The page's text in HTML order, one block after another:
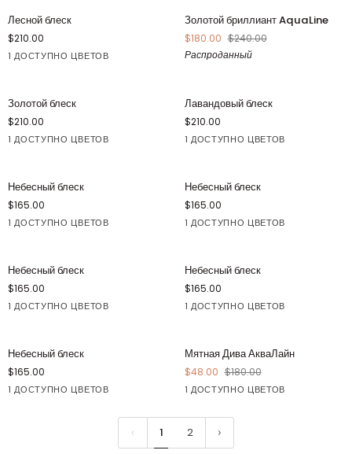
Лесной
блеск
Лесной блеск
$210.00
1 ДОСТУПНО ЦВЕТОВ
РАСПРОДАННЫЙ
Золотой
бриллиант
AquaLine
Золотой бриллиант AquaLine
$180.00 $240.00
Распроданный
Золотой
блеск
Золотой блеск
$210.00
1 ДОСТУПНО ЦВЕТОВ
Лавандовый
блеск
Лавандовый блеск
$210.00
1 ДОСТУПНО ЦВЕТОВ
Небесный
блеск
Небесный блеск
$165.00
1 ДОСТУПНО ЦВЕТОВ
Небесный
блеск
Небесный блеск
$165.00
1 ДОСТУПНО ЦВЕТОВ
Небесный
блеск
Небесный блеск
$165.00
1 ДОСТУПНО ЦВЕТОВ
Небесный
блеск
Небесный блеск
$165.00
1 ДОСТУПНО ЦВЕТОВ
Небесный
блеск
Небесный блеск
$165.00
1 ДОСТУПНО ЦВЕТОВ
СОХРАНЯТЬ $132
Мятная
Дива
АкваЛайн
Мятная Дива АкваЛайн
$48.00 $180.00
1 ДОСТУПНО ЦВЕТОВ
1
2